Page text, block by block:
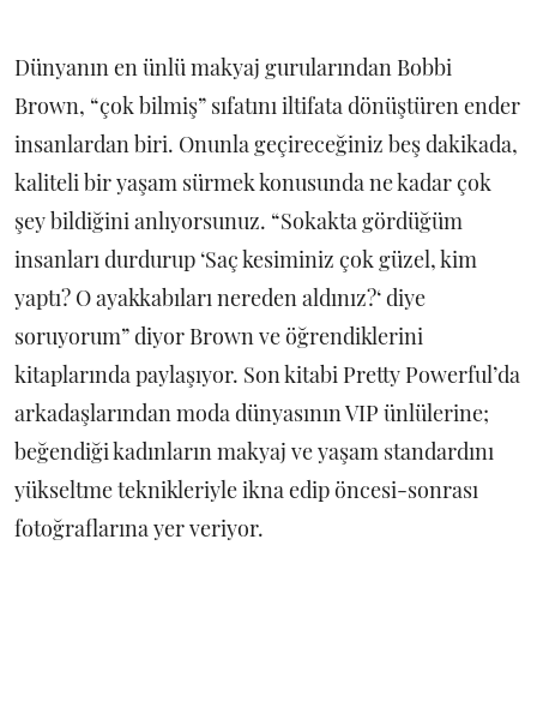
Dünyanın en ünlü makyaj gurularından Bobbi
Brown, “çok bilmiş” sıfatını iltifata dönüştüren ender
insanlardan biri. Onunla geçireceğiniz beş dakikada,
kaliteli bir yaşam sürmek konusunda ne kadar çok
şey bildiğini anlıyorsunuz. “Sokakta gördüğüm
insanları durdurup ‘Saç kesiminiz çok güzel, kim
yaptı? O ayakkabıları nereden aldınız?‘ diye
soruyorum” diyor Brown ve öğrendiklerini
kitaplarında paylaşıyor. Son kitabi Pretty Powerful’da
arkadaşlarından moda dünyasının VIP ünlülerine;
beğendiği kadınların makyaj ve yaşam standardını
yükseltme teknikleriyle ikna edip öncesi-sonrası
fotoğraflarına yer veriyor.